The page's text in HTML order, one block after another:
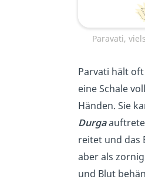
Paravati,
Parvati hält
eine Schale
Händen. Sie
Durga
reitet und das
aber als
und Blut